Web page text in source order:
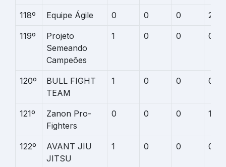
118º Equipe Ágile 0 0 0 2
119º
Projeto
Semeando
Campeões
1 0 0 0
120º
BULL FIGHT
TEAM
1 0 0 0
121º
Zanon Pro-
Fighters
0 0 0 1
122º
AVANT JIU
JITSU
1 0 0 0